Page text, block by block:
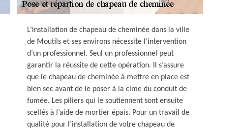
L’installation de chapeau de cheminée dans la ville
de Moutils et ses environs nécessite l’intervention
d’un professionnel. Seul un professionnel peut
garantir la réussite de cette opération. Il s’assure
que le chapeau de cheminée à mettre en place est
bien sec avant de le poser à la cime du conduit de
fumée. Les piliers qui le soutiennent sont ensuite
scellés à l’aide de mortier épais. Pour un travail de
qualité pour l’installation de votre chapeau de